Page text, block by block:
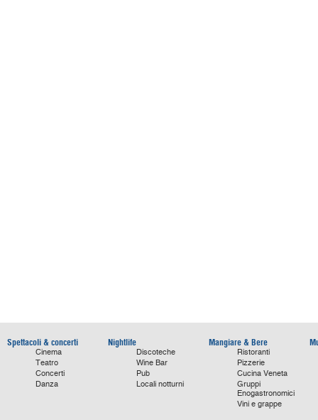
Spettacoli & concerti
Cinema
Teatro
Concerti
Danza
Nightlife
Discoteche
Wine Bar
Pub
Locali notturni
Mangiare & Bere
Ristoranti
Pizzerie
Cucina Veneta
Gruppi
Enogastronomici
Vini e grappe